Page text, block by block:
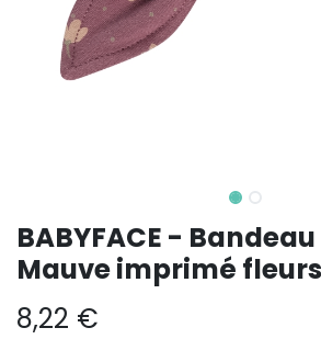
BABYFACE -
Mauve imprimé fleurs
8,22 €